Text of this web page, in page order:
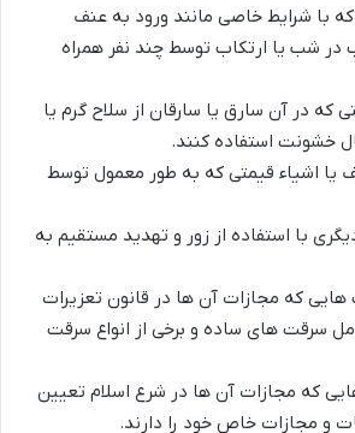
با شرایط خاصی مانند ورود به عنف
در شب یا ارتکاب توسط چند نفر همراه
که در آن سارق یا سارقان از سلاح گرم یا
خشونت استفاده کنند.
یا اشیاء قیمتی که به طور معمول توسط
با استفاده از زور و تهدید مستقیم به
که مجازات آن ها در قانون تعزیرات
سرقت های ساده و برخی از انواع سرقت
که مجازات آن ها در شرع اسلام تعیین
و مجازات خاص خود را دارند.